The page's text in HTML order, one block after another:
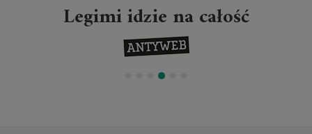
Legimi idzie na całość